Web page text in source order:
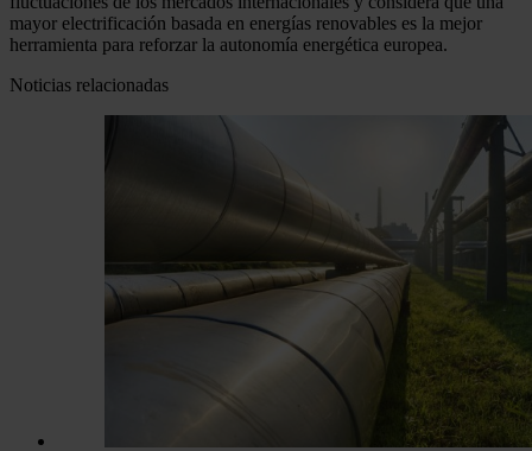
mayor electrificación basada en energías renovables es la mejor
herramienta para reforzar la autonomía energética europea.
Noticias relacionadas